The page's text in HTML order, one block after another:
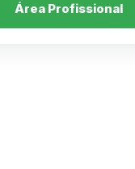
Área Profissional